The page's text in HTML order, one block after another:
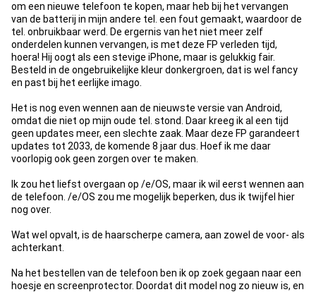
om een nieuwe telefoon te kopen, maar heb bij het vervangen
van de batterij in mijn andere tel. een fout gemaakt, waardoor de
tel. onbruikbaar werd. De ergernis van het niet meer zelf
onderdelen kunnen vervangen, is met deze FP verleden tijd,
hoera! Hij oogt als een stevige iPhone, maar is gelukkig fair.
Besteld in de ongebruikelijke kleur donkergroen, dat is wel fancy
en past bij het eerlijke imago.
Het is nog even wennen aan de nieuwste versie van Android,
omdat die niet op mijn oude tel. stond. Daar kreeg ik al een tijd
geen updates meer, een slechte zaak. Maar deze FP garandeert
updates tot 2033, de komende 8 jaar dus. Hoef ik me daar
voorlopig ook geen zorgen over te maken.
Ik zou het liefst overgaan op /e/OS, maar ik wil eerst wennen aan
de telefoon. /e/OS zou me mogelijk beperken, dus ik twijfel hier
nog over.
Wat wel opvalt, is de haarscherpe camera, aan zowel de voor- als
achterkant.
Na het bestellen van de telefoon ben ik op zoek gegaan naar een
hoesje en screenprotector. Doordat dit model nog zo nieuw is, en